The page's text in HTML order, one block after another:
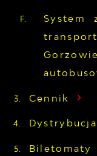
System
Cennik
Biletomaty